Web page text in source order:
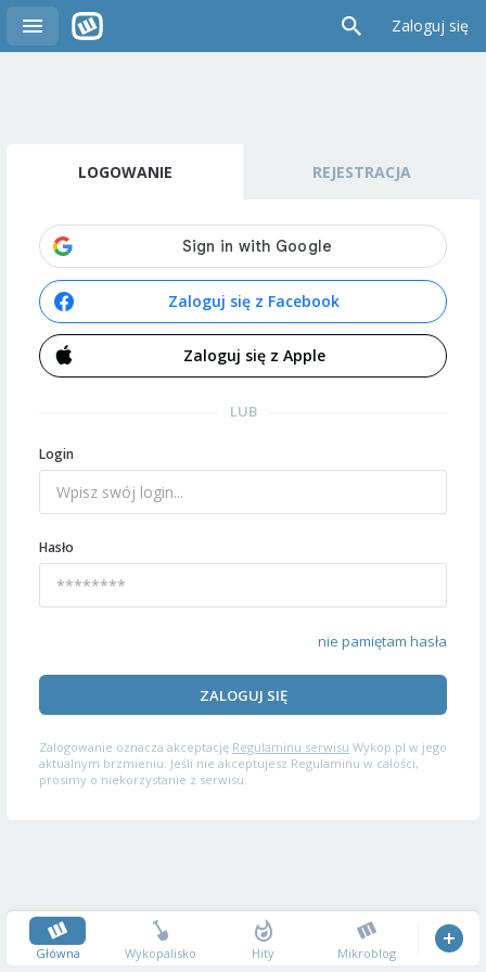
Zaloguj się
LOGOWANIE REJESTRACJA
Zaloguj się z Facebook
Zaloguj się z Apple
LUB
Login
Hasło
nie pamiętam hasła
ZALOGUJ SIĘ
Zalogowanie oznacza akceptację Regulaminu serwisu Wykop.pl w jego
aktualnym brzmieniu. Jeśli nie akceptujesz Regulaminu w całości,
prosimy o niekorzystanie z serwisu.
Główna Wykopalisko Hity Mikroblog